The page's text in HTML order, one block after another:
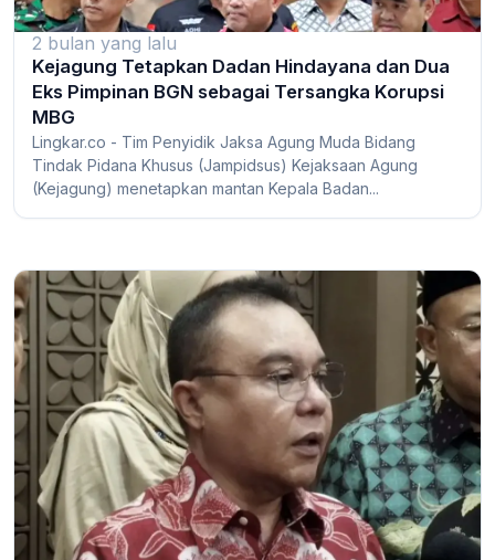
2 bulan yang lalu
Kejagung Tetapkan Dadan Hindayana dan Dua
Eks Pimpinan BGN sebagai Tersangka Korupsi
MBG
Lingkar.co - Tim Penyidik Jaksa Agung Muda Bidang
Tindak Pidana Khusus (Jampidsus) Kejaksaan Agung
(Kejagung) menetapkan mantan Kepala Badan...